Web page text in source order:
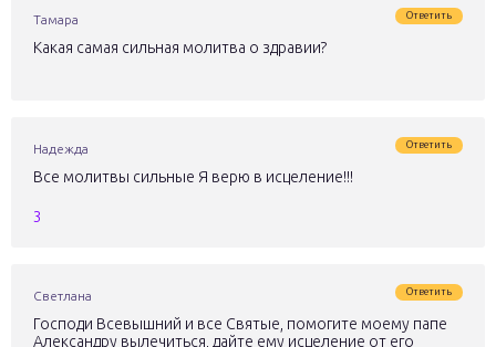
Тамара Ответить
Какая самая сильная молитва о здравии?
Надежда Ответить
Все молитвы сильные Я верю в исцеление!!!
3
Светлана Ответить
Господи Всевышний и все Святые, помогите моему папе
Александру вылечиться, дайте ему исцеление от его